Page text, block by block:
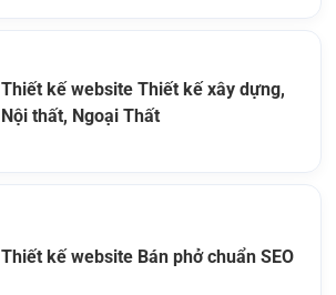
Thiết kế website Thiết kế xây dựng,
Nội thất, Ngoại Thất
Thiết kế website Bán phở chuẩn SEO